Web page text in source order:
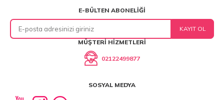
E-BÜLTEN ABONELIĞI
KAYIT OL
MÜŞTERI HIZMETLERI
02122499877
SOSYAL MEDYA